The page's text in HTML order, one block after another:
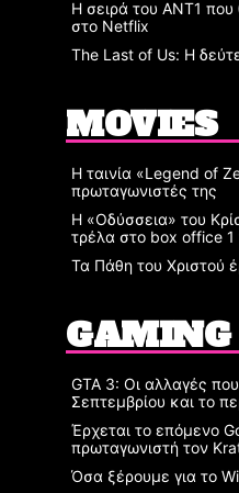
Η σειρά του ΑΝΤ1 που
στο Netflix
The Last of Us: Η
MOVIES
Η ταινία «Legend of
πρωταγωνιστές της
Η «Οδύσσεια» του
τρέλα στο box office 1
Τα Πάθη του Χριστού
GAMING
GTA 3: Οι αλλαγές
Σεπτεμβρίου και το
Έρχεται το επόμενο
πρωταγωνιστή τον
Όσα ξέρουμε για το